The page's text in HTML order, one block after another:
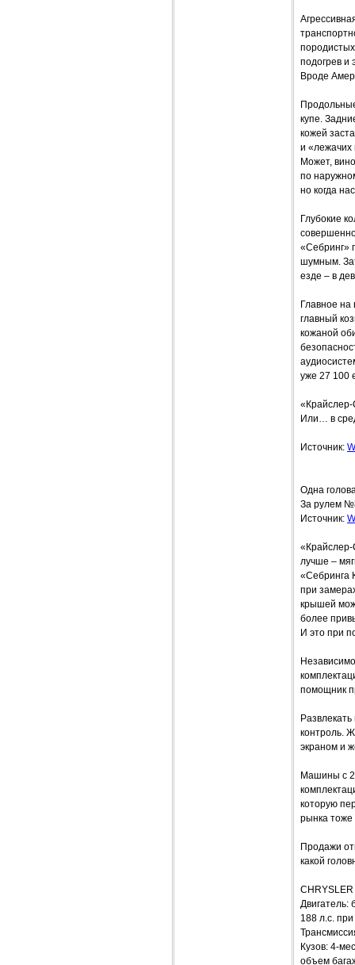
подогрев и
Вроде
купе.
кожей
и «лежачих
Может,
по
но когда
Глубокие
«Себринг»
шумным.
езде – в
Главное
главный
кожаной
уже 27 100
«Крайслер-
Или… в
Источник:
Одна
За рулем
Источник:
«Крайслер-
лучше –
«Себринга
при
крышей
более
И это при
помощник
контроль.
экраном и
Машины с
которую
рынка тоже
Продажи
какой
CHRYSLER
Двигатель:
188 л.с.
Кузов: 4-
объем